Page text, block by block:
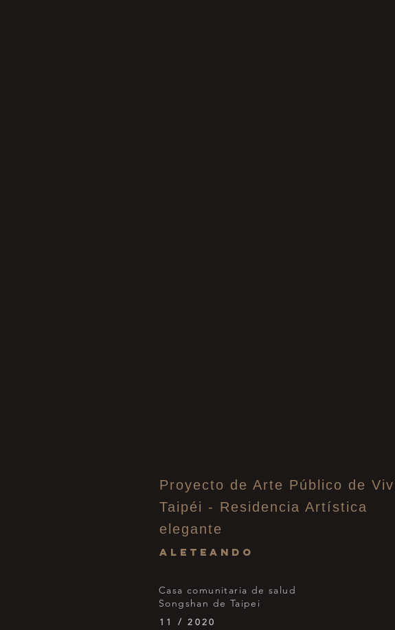
Proyecto de Arte Público de
Taipéi - Residencia Artística
elegante
Aleteando
Casa comunitaria de salud
Songshan de Taipei
11 / 2020